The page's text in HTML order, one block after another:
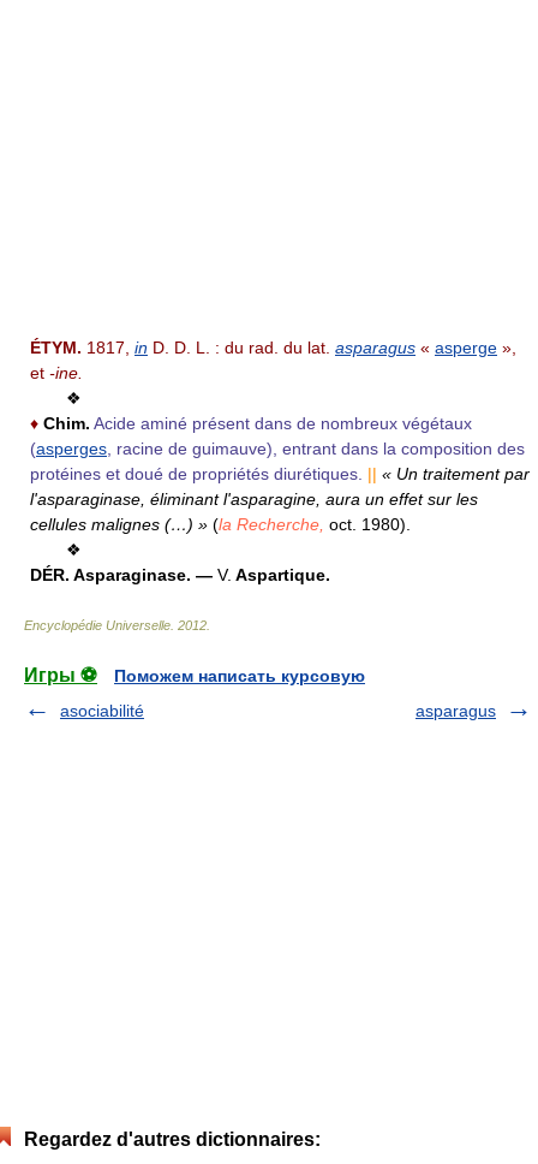
ÉTYM. 1817, in D. D. L. : du rad. du lat. asparagus « asperge »,
et -ine.
❖
♦ Chim. Acide aminé présent dans de nombreux végétaux
(asperges , racine de guimauve), entrant dans la composition des
protéines et doué de propriétés diurétiques. || « Un traitement par
l'asparaginase, éliminant l'asparagine, aura un effet sur les
cellules malignes (…) » (la Recherche, oct. 1980).
❖
DÉR. Asparaginase. — V. Aspartique.
Encyclopédie Universelle 2012
Игры ⚽
Поможем написать курсовую
asociabilité
asparagus
Regardez d'autres dictionnaires: